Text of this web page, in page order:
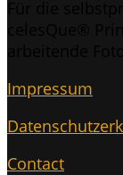
Impres­sum
Cont­act